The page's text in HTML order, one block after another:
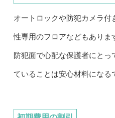
オートロックや防犯カメラ
性専用のフロアなどもありま
防犯面で心配な保護者にと
ていることは安心材料になる